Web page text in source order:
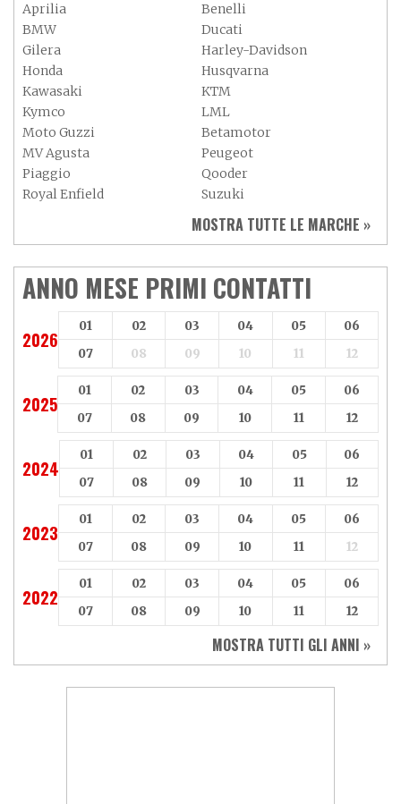
Aprilia
Benelli
BMW
Ducati
Gilera
Harley-Davidson
Honda
Husqvarna
Kawasaki
KTM
Kymco
LML
Moto Guzzi
Betamotor
MV Agusta
Peugeot
Piaggio
Qooder
Royal Enfield
Suzuki
Triumph
Yamaha
Aeon
Aspes
Axy
Baotian
MOSTRA TUTTE LE MARCHE »
ANNO MESE PRIMI CONTATTI
2026
01 02 03 04 05
06
07
08 09 10 11 12
2025
01 02 03 04 05
06
07
08 09 10 11 12
2024
01 02 03 04 05
06
07
08 09 10 11 12
2023
01 02 03 04 05
06
07
08 09 10 11 12
2022
01 02 03 04 05
06
07
08 09 10 11 12
MOSTRA TUTTI GLI ANNI »